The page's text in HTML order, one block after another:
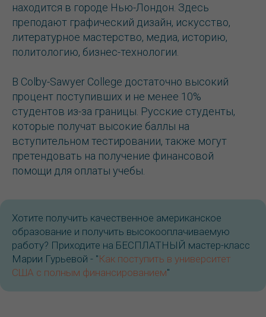
находится в городе Нью-Лондон. Здесь
преподают графический дизайн, искусство,
литературное мастерство, медиа, историю,
политологию, бизнес-технологии.
В Colby-Sawyer College достаточно высокий
процент поступивших и не менее 10%
студентов из-за границы. Русские студенты,
которые получат высокие баллы на
вступительном тестировании, также могут
претендовать на получение финансовой
помощи для оплаты учебы.
Хотите получить качественное американское
образование и получить высокооплачиваемую
работу? Приходите на БЕСПЛАТНЫЙ мастер-класс
Марии Гурьевой - "Как поступить в университет
США с полным финансированием"